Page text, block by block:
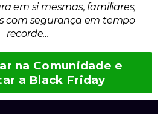
em si mesmas, familiares,
com segurança em tempo
recorde…
na Comunidade e
a Black Friday